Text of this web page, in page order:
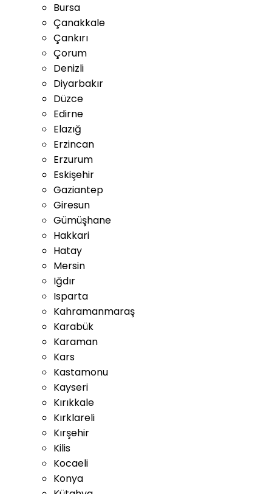
Bursa
Çanakkale
Çankırı
Çorum
Denizli
Diyarbakır
Düzce
Edirne
Elazığ
Erzincan
Erzurum
Eskişehir
Gaziantep
Giresun
Gümüşhane
Hakkari
Hatay
Mersin
Iğdır
Isparta
Kahramanmaraş
Karabük
Karaman
Kars
Kastamonu
Kayseri
Kırıkkale
Kırklareli
Kırşehir
Kilis
Kocaeli
Konya